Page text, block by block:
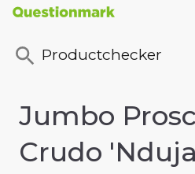
Productchecker
Jumbo
Crudo